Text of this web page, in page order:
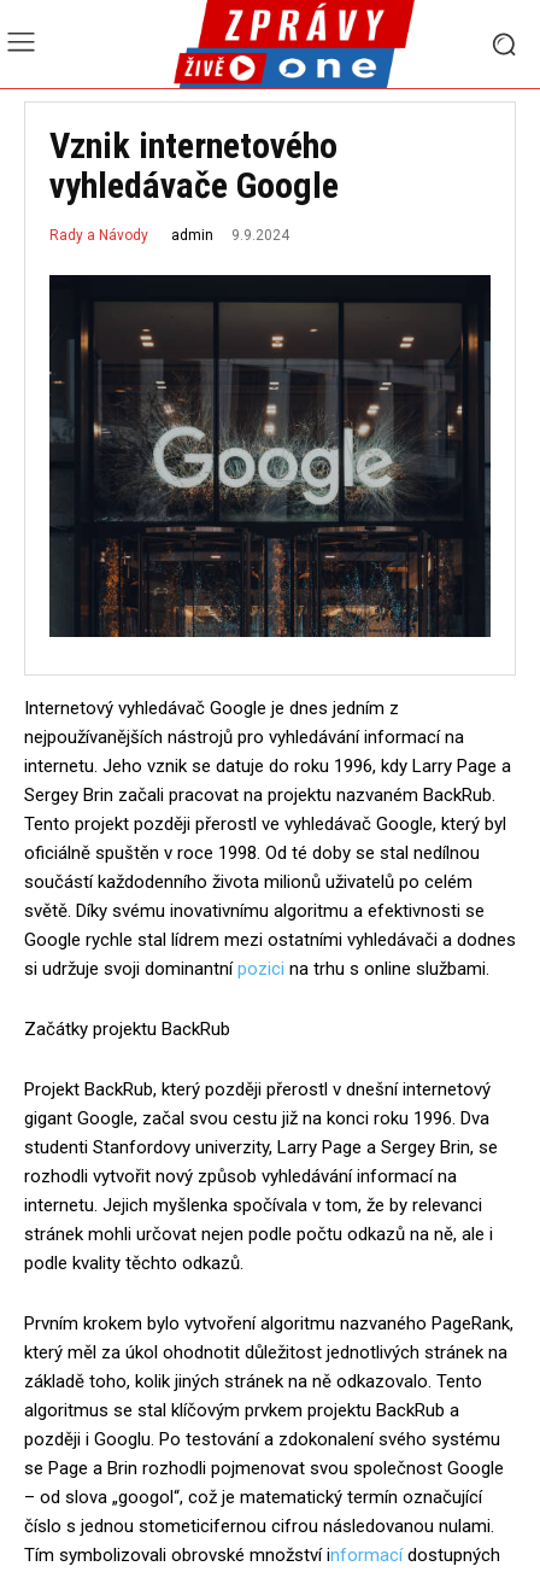
Vznik internetového
vyhledávače Google
Rady a Návody admin 9.9.2024
Internetový vyhledávač Google je dnes jedním z
nejpoužívanějších nástrojů pro vyhledávání informací na
internetu. Jeho vznik se datuje do roku 1996, kdy Larry Page a
Sergey Brin začali pracovat na projektu nazvaném BackRub.
Tento projekt později přerostl ve vyhledávač Google, který byl
oficiálně spuštěn v roce 1998. Od té doby se stal nedílnou
součástí každodenního života milionů uživatelů po celém
světě. Díky svému inovativnímu algoritmu a efektivnosti se
Google rychle stal lídrem mezi ostatními vyhledávači a dodnes
si udržuje svoji dominantnípozici na trhu s online službami.
Začátky projektu BackRub
Projekt BackRub, který později přerostl v dnešní internetový
gigant Google, začal svou cestu již na konci roku 1996. Dva
studenti Stanfordovy univerzity, Larry Page a Sergey Brin, se
rozhodli vytvořit nový způsob vyhledávání informací na
internetu. Jejich myšlenka spočívala v tom, že by relevanci
stránek mohli určovat nejen podle počtu odkazů na ně, ale i
podle kvality těchto odkazů.
Prvním krokem bylo vytvoření algoritmu nazvaného PageRank,
který měl za úkol ohodnotit důležitost jednotlivých stránek na
základě toho, kolik jiných stránek na ně odkazovalo. Tento
algoritmus se stal klíčovým prvkem projektu BackRub a
později i Googlu. Po testování a zdokonalení svého systému
se Page a Brin rozhodli pojmenovat svou společnost Google
– od slova „googol“, což je matematický termín označující
číslo s jednou stometicifernou cifrou následovanou nulami.
Tím symbolizovali obrovské množství informacídostupných